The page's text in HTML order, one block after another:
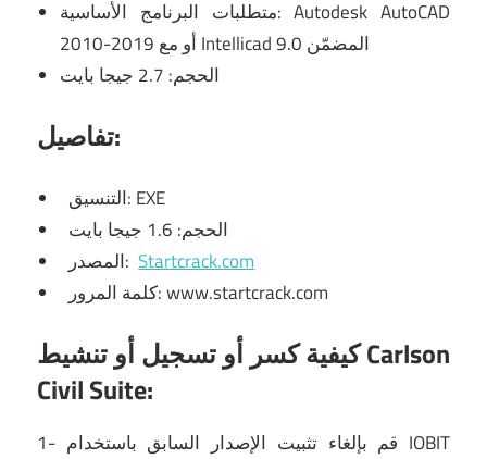
متطلبات البرنامج الأساسية: Autodesk AutoCAD
2010-2019 أو مع Intellicad 9.0 المضمّن
الحجم: 2.7 جيجا بايت
تفاصيل:
التنسيق: EXE
الحجم: 1.6 جيجا بايت
المصدر:Startcrack.com
كلمة المرور: www.startcrack.com
كيفية كسر أو تسجيل أو تنشيط Carlson
Civil Suite:
1- قم بإلغاء تثبيت الإصدار السابق باستخدام IOBIT